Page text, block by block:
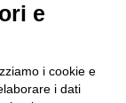
e
i cookie e
i dati